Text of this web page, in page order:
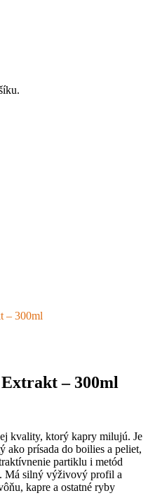
– 300ml
– 300ml
kvality, ktorý kapry milujú. Je
prísada do boilies a peliet,
partiklu i metód
Má silný výživový profil a
kapre a ostatné ryby